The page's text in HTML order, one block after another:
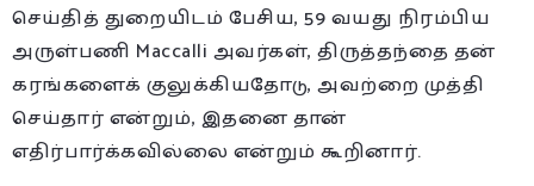
செய்தித் துறையிடம் பேசிய, 59 வயது நிரம்பிய
அருள்பணி Maccalli அவர்கள், திருத்தந்தை தன்
கரங்களைக் குலுக்கியதோடு, அவற்றை முத்தி
செய்தார் என்றும், இதனை தான்
எதிர்பார்க்கவில்லை என்றும் கூறினார்.